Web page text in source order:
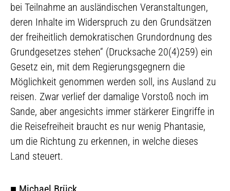
bei Teilnahme an ausländischen Veranstaltungen,
deren Inhalte im Widerspruch zu den Grundsätzen
der freiheitlich demokratischen Grundordnung des
Grundgesetzes stehen“ (Drucksache 20(4)259) ein
Gesetz ein, mit dem Regierungsgegnern die
Möglichkeit genommen werden soll, ins Ausland zu
reisen. Zwar verlief der damalige Vorstoß noch im
Sande, aber angesichts immer stärkerer Eingriffe in
die Reisefreiheit braucht es nur wenig Phantasie,
um die Richtung zu erkennen, in welche dieses
Land steuert.